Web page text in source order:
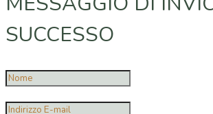
SUCCESSO